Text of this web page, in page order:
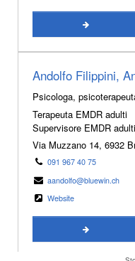
Andolfo Filippini,
Psicologa,
Terapeuta EMDR adulti
Supervisore EMDR adulti
Via Muzzano 14, 6932
091 967 40 75
aandolfo@bluewin.ch
Website